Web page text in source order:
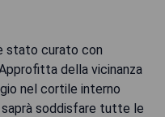
stato curato con
della vicinanza
nel cortile interno
saprà soddisfare tutte le